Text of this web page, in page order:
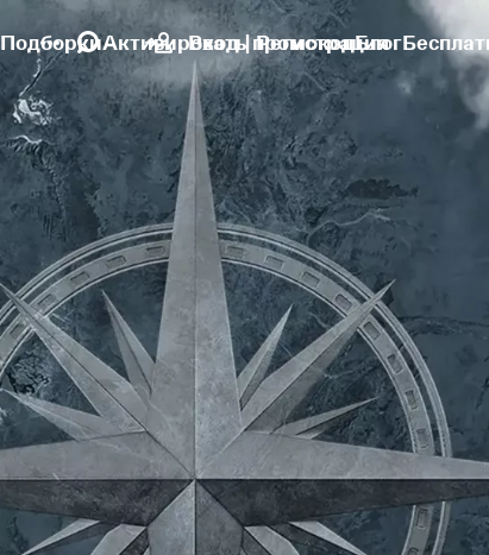
ПодборкиАктивировать промокодБлог
Вход | Регистрация